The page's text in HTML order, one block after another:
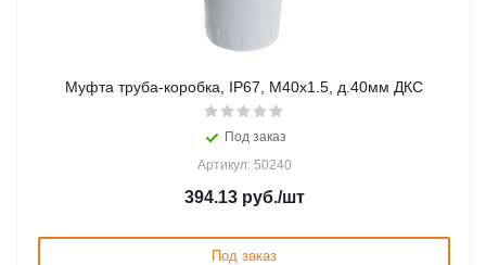
Муфта труба-коробка, IP67, М40х1.5, д.40мм ДКС
Под заказ
Артикул: 50240
394.13руб./шт
Под заказ